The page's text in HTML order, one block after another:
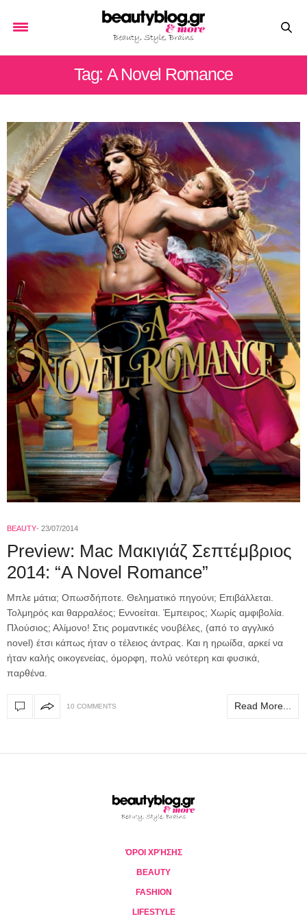
Tag: Α Novel Romance
BEAUTY 23/07/2014
Preview: Mac Μακιγιάζ Σεπτέμβριος
2014: “Α Novel Romance”
Μπλε μάτια; Οπωσδήποτε. Θεληματικό πηγούνι; Επιβάλλεται.
Τολμηρός και θαρραλέος; Εννοείται. Έμπειρος; Χωρίς αμφιβολία.
Πλούσιος; Αλίμονο! Στις ρομαντικές νουβέλες, (από το αγγλικό
novel) έτσι κάπως ήταν ο τέλειος άντρας. Και η ηρωίδα, αρκεί να
ήταν καλής οικογενείας, όμορφη, πολύ νεότερη και φυσικά,
παρθένα.
10 COMMENTS Read More...
ΌΡΟΙ ΧΡΉΣΗΣ
BEAUTY
FASHION
LIFESTYLE